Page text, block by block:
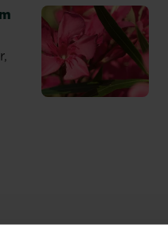
im Frühling